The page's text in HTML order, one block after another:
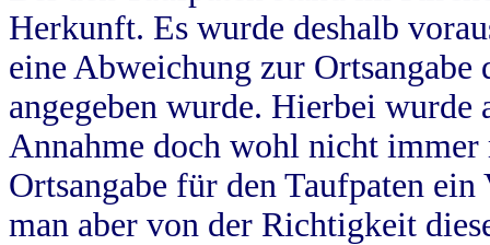
Herkunft. Es wurde deshalb
eine Abweichung zur
angegeben wurde. Hierbei wurde
Annahme doch wohl nicht
Ortsangabe für den Taufpaten
man aber von der Richtigkeit